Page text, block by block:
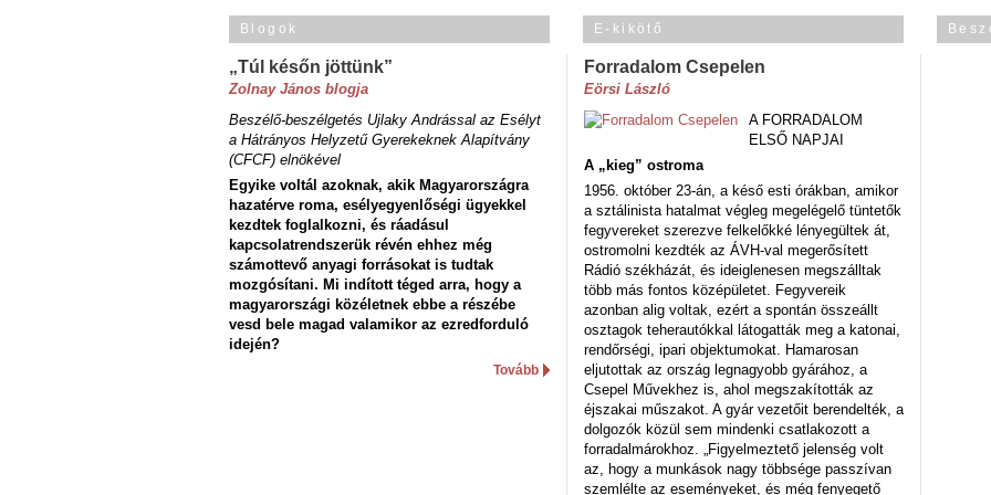
Blogok
„Túl későn jöttünk”
Zolnay János blogja
Beszélő-beszélgetés Ujlaky Andrással az Esélyt
a Hátrányos Helyzetű Gyerekeknek Alapítvány
(CFCF) elnökével
Egyike voltál azoknak, akik Magyarországra
hazatérve roma, esélyegyenlőségi ügyekkel
kezdtek foglalkozni, és ráadásul
kapcsolatrendszerük révén ehhez még
számottevő anyagi forrásokat is tudtak
mozgósítani. Mi indított téged arra, hogy a
magyarországi közéletnek ebbe a részébe
vesd bele magad valamikor az ezredforduló
idején?
Tovább
E-kikötő
Forradalom Csepelen
Eörsi László
A FORRADALOM
ELSŐ NAPJAI
A „kieg” ostroma
1956. október 23-án, a késő esti órákban, amikor
a sztálinista hatalmat végleg megelégelő tüntetők
fegyvereket szerezve felkelőkké lényegültek át,
ostromolni kezdték az ÁVH-val megerősített
Rádió székházát, és ideiglenesen megszálltak
több más fontos középületet. Fegyvereik
azonban alig voltak, ezért a spontán összeállt
osztagok teherautókkal látogatták meg a katonai,
rendőrségi, ipari objektumokat. Hamarosan
eljutottak az ország legnagyobb gyárához, a
Csepel Művekhez is, ahol megszakították az
éjszakai műszakot. A gyár vezetőit berendelték, a
dolgozók közül sem mindenki csatlakozott a
forradalmárokhoz. „Figyelmeztető jelenség volt
az, hogy a munkások nagy többsége passzívan
szemlélte az eseményeket, és még fenyegető